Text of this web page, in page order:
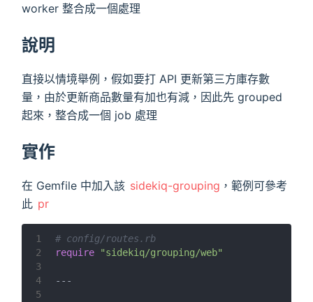
worker 整合成一個處理
說明
直接以情境舉例，假如要打 API 更新第三方庫存數
量，由於更新商品數量有加也有減，因此先 grouped
起來，整合成一個 job 處理
實作
在 Gemfile 中加入該 sidekiq-grouping ，範例可參考
此 pr
1
2
3
4
5
# config/routes.rb
require
"sidekiq/grouping/web"
---